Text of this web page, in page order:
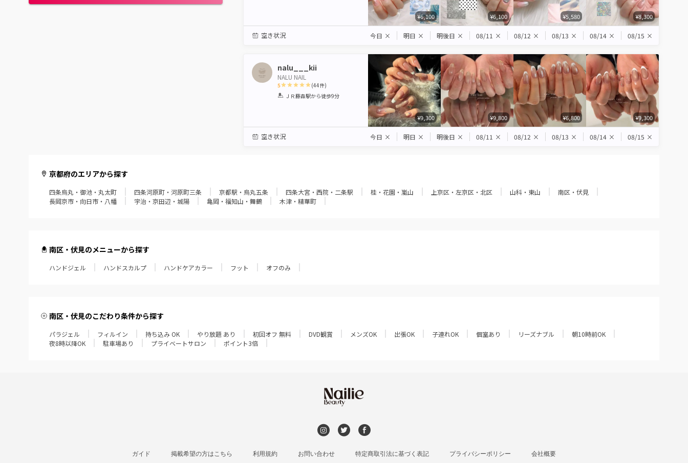
¥6,100 ¥6,100 ¥5,580 ¥8,300
空き状況 今日 × 明日 × 明後日 × 08/11 × 08/12 × 08/13 × 08/14 × 08/15 ×
nalu___kii
NALU NAIL
5
1 2 3 4 5
(44件)
ＪＲ藤森駅から徒歩9分
¥9,300 ¥9,800 ¥6,800 ¥9,300
空き状況 今日 × 明日 × 明後日 × 08/11 × 08/12 × 08/13 × 08/14 × 08/15 ×
京都府のエリアから探す
四条烏丸・御池・丸太町 四条河原町・河原町三条 京都駅・烏丸五条 四条大宮・西院・二条駅 桂・花園・嵐山 上京区・左京区・北区 山科・東山
南区・伏見
長岡京市・向日市・八幡
宇治・京田辺・城陽 亀岡・福知山・舞鶴 木津・精華町
南区・伏見のメニューから探す
ハンドジェル ハンドスカルプ ハンドケアカラー フット オフのみ
南区・伏見のこだわり条件から探す
パラジェル フィルイン 持ち込み OK やり放題 あり 初回オフ 無料 DVD観賞 メンズOK 出張OK 子連れOK 個室あり リーズナブル
朝10時前OK
夜8時以降OK
駐車場あり プライベートサロン ポイント3倍
ガイド 掲載希望の方はこちら 利用規約 お問い合わせ 特定商取引法に基づく表記 プライバシーポリシー 会社概要